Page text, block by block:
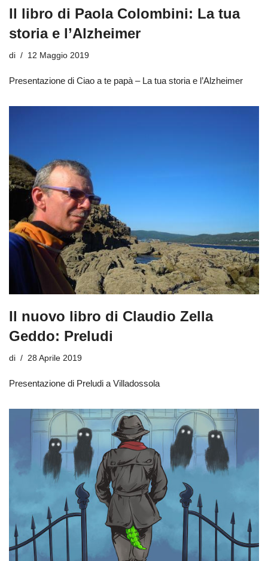
Il libro di Paola Colombini: La tua
storia e l’Alzheimer
di 12 Maggio 2019
Presentazione di Ciao a te papà – La tua storia e l’Alzheimer
Il nuovo libro di Claudio Zella
Geddo: Preludi
di 28 Aprile 2019
Presentazione di Preludi a Villadossola